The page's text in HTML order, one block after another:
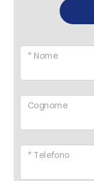
* Nome
Cognome
* Telefono